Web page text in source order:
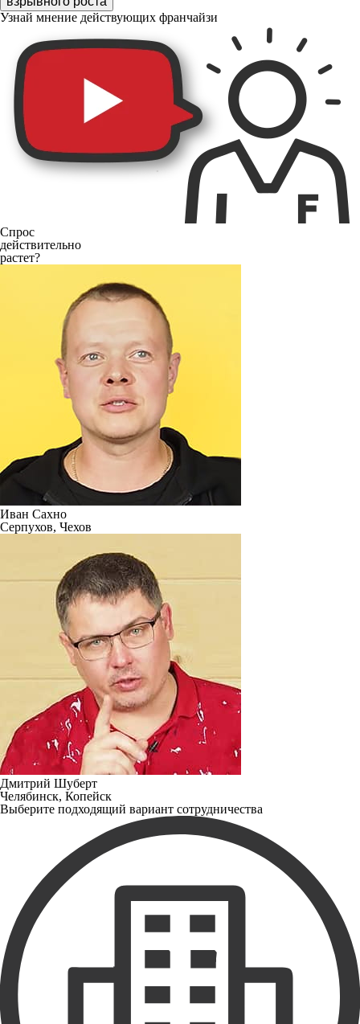
Узнай мнение действующих франчайзи
Спрос
действительно
растет?
Иван Сахно
Серпухов, Чехов
Дмитрий Шуберт
Челябинск, Копейск
Выберите подходящий вариант сотрудничества